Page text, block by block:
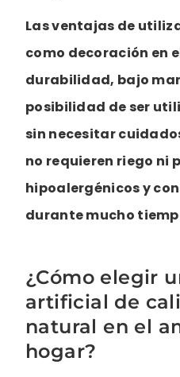
Las ventajas de
como decoración en
durabilidad, bajo
posibilidad de ser
sin necesitar
no requieren riego ni
hipoalergénicos y
durante mucho
¿Cómo elegir
artificial de
natural en el
hogar?